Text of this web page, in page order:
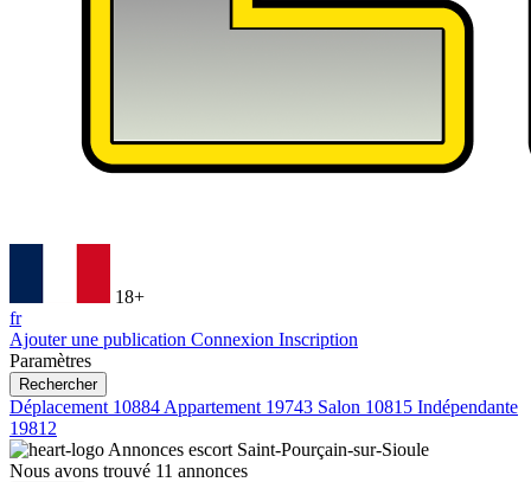
18+
fr
Ajouter une publication Connexion Inscription
Paramètres
Rechercher
Déplacement 10884 Appartement 19743 Salon 10815 Indépendante
19812
Annonces escort Saint-Pourçain-sur-Sioule
Nous avons trouvé 11 annonces